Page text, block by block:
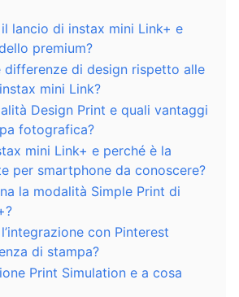
lancio di instax mini Link+ e
premium?
differenze di design rispetto alle
mini Link?
Design Print e quali vantaggi
fotografica?
mini Link+ e perché è la
per smartphone da conoscere?
la modalità Simple Print di
con Pinterest
di stampa?
Print Simulation e a cosa